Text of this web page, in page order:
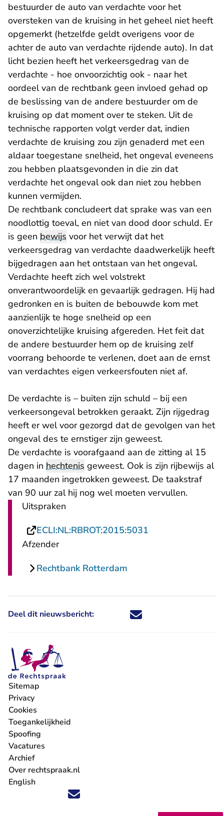
bestuurder de auto van verdachte voor het
oversteken van de kruising in het geheel niet heeft
opgemerkt (hetzelfde geldt overigens voor de
achter de auto van verdachte rijdende auto). In dat
licht bezien heeft het verkeersgedrag van de
verdachte - hoe onvoorzichtig ook - naar het
oordeel van de rechtbank geen invloed gehad op
de beslissing van de andere bestuurder om de
kruising op dat moment over te steken. Uit de
technische rapporten volgt verder dat, indien
verdachte de kruising zou zijn genaderd met een
aldaar toegestane snelheid, het ongeval eveneens
zou hebben plaatsgevonden in die zin dat
verdachte het ongeval ook dan niet zou hebben
kunnen vermijden.
De rechtbank concludeert dat sprake was van een
noodlottig toeval, en niet van dood door schuld. Er
is geen bewijs voor het verwijt dat het
verkeersgedrag van verdachte daadwerkelijk heeft
bijgedragen aan het ontstaan van het ongeval.
Verdachte heeft zich wel volstrekt
onverantwoordelijk en gevaarlijk gedragen. Hij had
gedronken en is buiten de bebouwde kom met
aanzienlijk te hoge snelheid op een
onoverzichtelijke kruising afgereden. Het feit dat
de andere bestuurder hem op de kruising zelf
voorrang behoorde te verlenen, doet aan de ernst
van verdachtes eigen verkeersfouten niet af.
De verdachte is – buiten zijn schuld – bij een
verkeersongeval betrokken geraakt. Zijn rijgedrag
heeft er wel voor gezorgd dat de gevolgen van het
ongeval des te ernstiger zijn geweest.
De verdachte is voorafgaand aan de zitting al 15
dagen in hechtenis geweest. Ook is zijn rijbewijs al
17 maanden ingetrokken geweest. De taakstraf
van 90 uur zal hij nog wel moeten vervullen.
Uitspraken
ECLI:NL:RBROT:2015:5031
Afzender
Rechtbank Rotterdam
Deel dit nieuwsbericht: Deel dit nieuwsbericht via X -
Deel dit nieuwsbericht via
Deel dit nieuwsbericht
Deel dit
Volg ons op X (Twitter) - U verlaat Rechtspraak.nl
Volg ons op Facebook - U verlaat Rechtspraak.nl
Volg ons op Instagram - U verlaat Rechtspraak.nl
Volg ons op Youtube - U verlaat Rechtspraak.nl
Volg ons op LinkedIn - U verlaat
'Blijf op de hoogte' nieuwsbrief - U verlaat
Sitemap
Privacy
Cookies
Toegankelijkheid
Spoofing
Vacatures
- U verlaat Rechtspraak.nl
Archief
Over rechtspraak.nl
English